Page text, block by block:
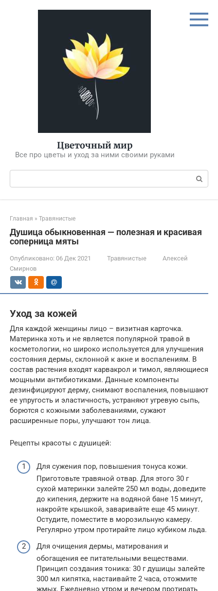
Цветочный мир
Все про цветы и уход за ними своими руками
Поиск:
Главная » Травянистые
Душица обыкновенная — полезная и красивая
соперница мяты
Опубликовано: 06 Дек 2021 Травянистые
Алексей
Смирнов
Уход за кожей
Для каждой женщины лицо – визитная карточка.
Материнка хоть и не является популярной травой в
косметологии, но широко используется для улучшения
состояния дермы, склонной к акне и воспалениям. В
состав растения входят карвакрол и тимол, являющиеся
мощными антибиотиками. Данные компоненты
дезинфицируют дерму, снимают воспаления, повышают
ее упругость и эластичность, устраняют угревую сыпь,
борются с кожными заболеваниями, сужают
расширенные поры, улучшают тон лица.
Рецепты красоты с душицей:
Для сужения пор, повышения тонуса кожи.
Приготовьте травяной отвар. Для этого 30 г
сухой материнки залейте 250 мл воды, доведите
до кипения, держите на водяной бане 15 минут,
накройте крышкой, заваривайте еще 45 минут.
Остудите, поместите в морозильную камеру.
Регулярно утром протирайте лицо кубиком льда.
Для очищения дермы, матирования и
обогащения ее питательными веществами.
Принцип создания тоника: 30 г душицы залейте
300 мл кипятка, настаивайте 2 часа, отожмите
жмых. Ежедневно утром и вечером протирать